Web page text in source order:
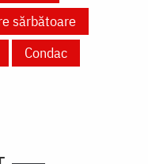
sărbătoare
Condac